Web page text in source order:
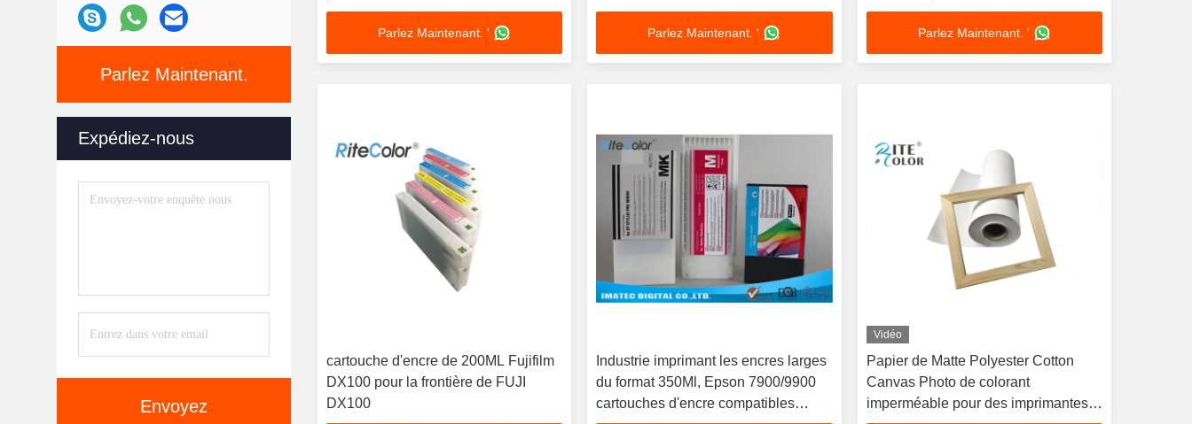
Parlez Maintenant.
Expédiez-nous
Envoyez
Parlez Maintenant. ' Parlez Maintenant. ' Parlez Maintenant. '
cartouche d'encre de 200ML Fujifilm
DX100 pour la frontière de FUJI
DX100
Industrie imprimant les encres larges
du format 350Ml, Epson 7900/9900
cartouches d'encre compatibles
Vidéo
Papier de Matte Polyester Cotton
Canvas Photo de colorant
imperméable pour des imprimantes à